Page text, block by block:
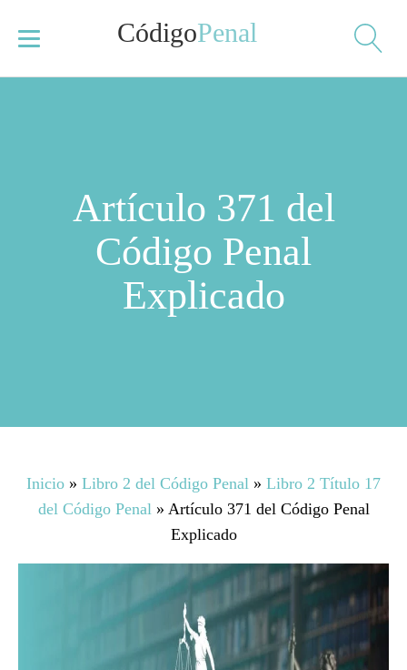
CódigoPenal
Artículo 371 del
Código Penal
Explicado
Inicio » Libro 2 del Código Penal » Libro 2 Título 17
del Código Penal» Artículo 371 del Código Penal
Explicado